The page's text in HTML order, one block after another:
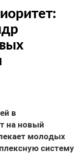
в
на новый
молодых
систему